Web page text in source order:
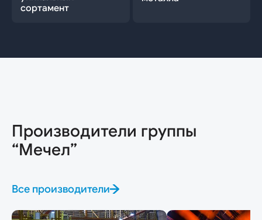
сортамент
Производители группы
“Мечел”
Все производители